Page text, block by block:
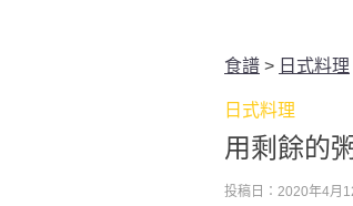
食譜 > 日式料理
日式料理
用剩餘的
投稿日：2020年4月